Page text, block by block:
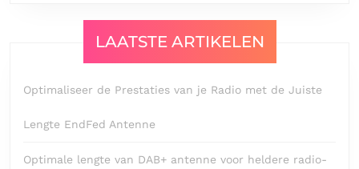
LAATSTE ARTIKELEN
Optimaliseer de Prestaties van je Radio met de Juiste
Lengte EndFed Antenne
Optimale lengte van DAB+ antenne voor heldere radio-